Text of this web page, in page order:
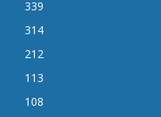
339
314
212
113
108